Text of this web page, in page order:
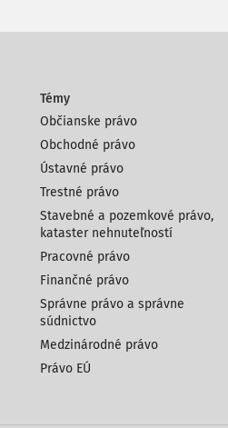
Témy
Občianske právo
Obchodné právo
Ústavné právo
Trestné právo
Stavebné a pozemkové právo,
kataster nehnuteľností
Pracovné právo
Finančné právo
Správne právo a správne
súdnictvo
Medzinárodné právo
Právo EÚ